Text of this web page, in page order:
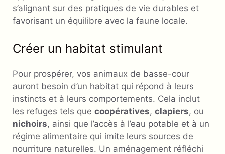
s’alignant sur des pratiques de vie durables et
favorisant un équilibre avec la faune locale.
Créer un habitat stimulant
Pour prospérer, vos animaux de basse-cour
auront besoin d’un habitat qui répond à leurs
instincts et à leurs comportements. Cela inclut
les refuges tels que coopératives, clapiers, ou
nichoirs, ainsi que l’accès à l’eau potable et à un
régime alimentaire qui imite leurs sources de
nourriture naturelles. Un aménagement réfléchi